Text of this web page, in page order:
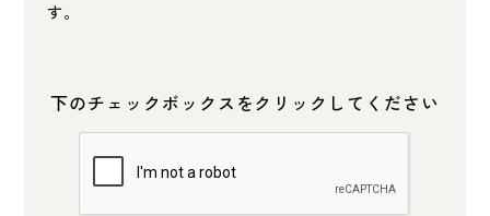
す。
下のチェックボックスをクリックしてください